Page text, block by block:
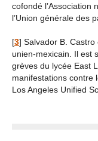
cofondé l’Association
l’Union générale des
[3] Salvador B.
unien-mexicain. Il est
grèves du lycée East
manifestations contre
Los Angeles Unified